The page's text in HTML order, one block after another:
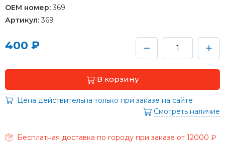
OEM номер: 369
Артикул: 369
400 ₽
В корзину
Смотреть наличие
Бесплатная доставка по городу при заказе от 12000 ₽
Цена действительна только при заказе на сайте